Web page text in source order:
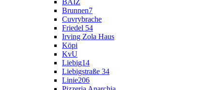
BAIZ
Brunnen7
Cuvrybrache
Friedel 54
Irving Zola Haus
Köpi
KvU
Liebig14
Liebigstraße 34
Linie206